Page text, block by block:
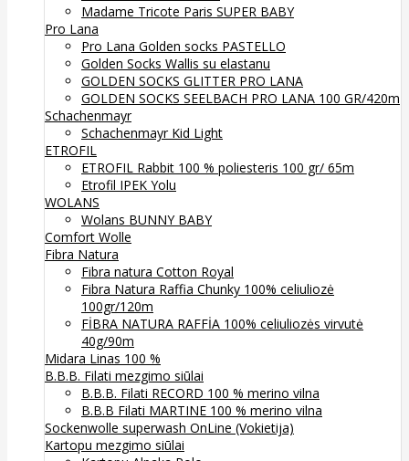
Madame Tricote Paris SUPER BABY
Pro Lana
Pro Lana Golden socks PASTELLO
Golden Socks Wallis su elastanu
GOLDEN SOCKS GLITTER PRO LANA
GOLDEN SOCKS SEELBACH PRO LANA 100 GR/420m
Schachenmayr
Schachenmayr Kid Light
ETROFIL
ETROFIL Rabbit 100 % poliesteris 100 gr/ 65m
Etrofil IPEK Yolu
WOLANS
Wolans BUNNY BABY
Comfort Wolle
Fibra Natura
Fibra natura Cotton Royal
Fibra Natura Raffia Chunky 100% celiuliozė
100gr/120m
FİBRA NATURA RAFFİA 100% celiuliozės virvutė
40g/90m
Midara Linas 100 %
B.B.B. Filati mezgimo siūlai
B.B.B. Filati RECORD 100 % merino vilna
B.B.B Filati MARTINE 100 % merino vilna
Sockenwolle superwash OnLine (Vokietija)
Kartopu mezgimo siūlai